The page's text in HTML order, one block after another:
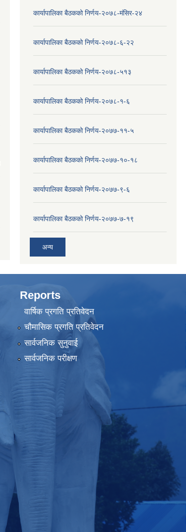
कार्यापालिका बैठकको निर्णय-२०७८-मंसिर-२४
कार्यापालिका बैठकको निर्णय-२०७८-६-२२
कार्यापालिका बैठकको निर्णय-२०७८-५१३
कार्यापालिका बैठकको निर्णय-२०७८-१-६
कार्यापालिका बैठकको निर्णय-२०७७-११-५
कार्यापालिका बैठकको निर्णय-२०७७-१०-१८
कार्यापालिका बैठकको निर्णय-२०७७-९-६
कार्यापालिका बैठकको निर्णय-२०७७-७-१९
अन्य
Reports
वार्षिक प्रगति प्रतिवेदन
चौमासिक प्रगति प्रतिवेदन
सार्वजनिक सुनुवाई
सार्वजनिक परीक्षण